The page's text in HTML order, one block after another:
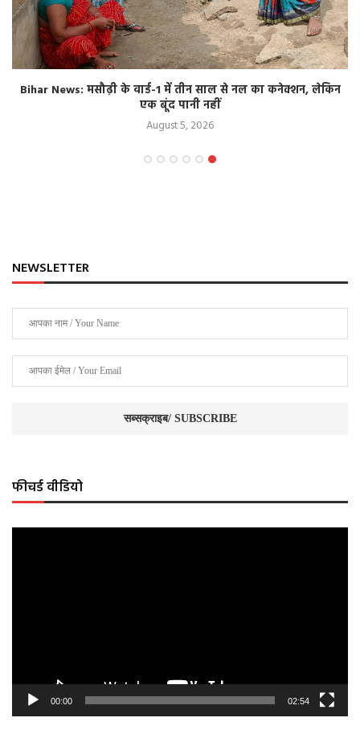
Bihar News: मसौढ़ी के वार्ड-1 में तीन साल से नल का कनेक्शन, लेकिन
एक बूंद पानी नहीं
August 5, 2026
NEWSLETTER
फीचर्ड वीडियो
00:00 02:54